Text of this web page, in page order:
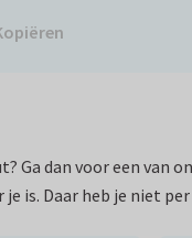
dan voor een van
Daar heb je niet per